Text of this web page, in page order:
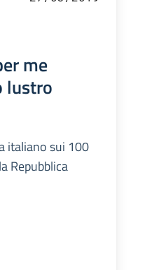
me
lustro
italiano sui 100
Repubblica